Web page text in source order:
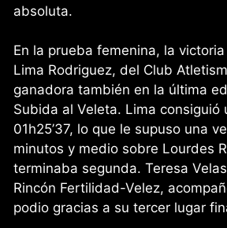
absoluta.
En la prueba femenina, la
Lima Rodriguez, del Club
ganadora también en la última
Subida al Veleta. Lima consiguió
01h25’37, lo que le supuso una
minutos y medio sobre Lourdes
terminaba segunda. Teresa
Rincón Fertilidad-Velez,
podio gracias a su tercer lugar